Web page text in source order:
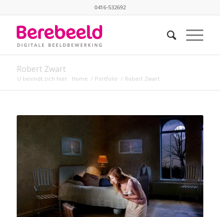
0416-532692
Robert Zwart
U bevindt zich hier: Home / Portfolio / Robert Zwart